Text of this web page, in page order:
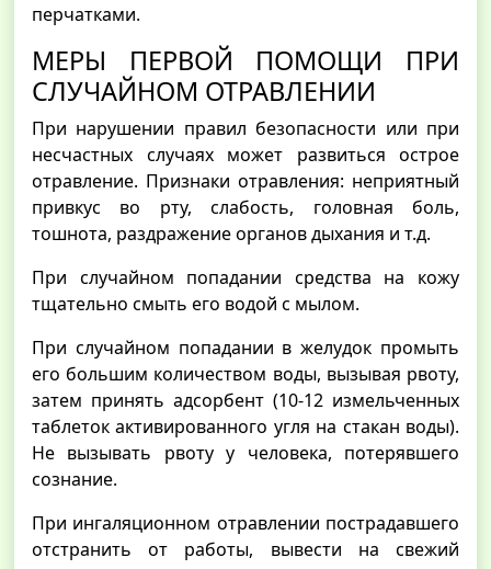
перчатками.
МЕРЫ ПЕРВОЙ ПОМОЩИ ПРИ
СЛУЧАЙНОМ ОТРАВЛЕНИИ
При нарушении правил безопасности или при
несчастных случаях может развиться острое
отравление. Признаки отравления: неприятный
привкус во рту, слабость, головная боль,
тошнота, раздражение органов дыхания и т.д.
При случайном попадании средства на кожу
тщательно смыть его водой с мылом.
При случайном попадании в желудок промыть
его большим количеством воды, вызывая рвоту,
затем принять адсорбент (10-12 измельченных
таблеток активированного угля на стакан воды).
Не вызывать рвоту у человека, потерявшего
сознание.
При ингаляционном отравлении пострадавшего
отстранить от работы, вывести на свежий